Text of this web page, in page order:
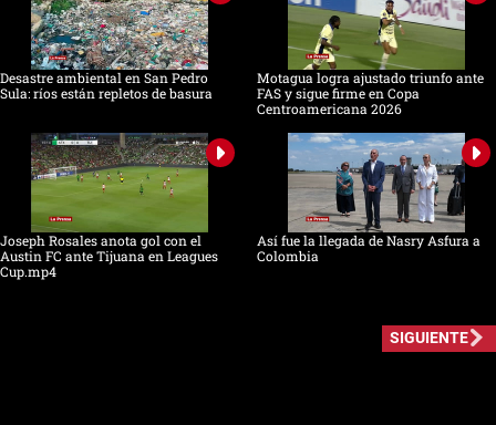
Desastre ambiental en San Pedro
Sula: ríos están repletos de basura
Motagua logra ajustado triunfo ante
FAS y sigue firme en Copa
Centroamericana 2026
Joseph Rosales anota gol con el
Austin FC ante Tijuana en Leagues
Cup.mp4
Así fue la llegada de Nasry Asfura a
Colombia
SIGUIENTE